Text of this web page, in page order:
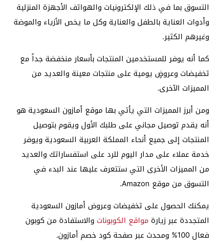
التسوق بما في ذلك الإلكترونيات والهواتف الأجهزة المنزلية
وأدوات العناية بالطفل والعناية وكل ما يخص الأزياء والموضة
وغيرهم الكثير.
كما أنه يوفر للمستخدمين المنتجات بأسعار منخفضة جداً مع
تخفيضات وعروضٍ يومية على منتجات معينة والعديد من
المميزات الآخرى.
ومن أبرز المميزات التي يأتي بها موقع أمازون السعودية هو
أنه يقدم توصيل مجاني على طلبك الأول ويقوم بتوصيل
المنتجات إلى جميع أنحاء المملكة العربية السعودية ويوفر
خدمة عملاء على مدار اليوم للرد على استفساراتك والعديد
من المميزات الأخرى التي ستتعرف عليها عند البدء في
التسوق من موقع Amazon.
يمكنك الحصول على تخفيضات وعروض أمازون السعودية
المتجددة عبر زيارة مواقع الكوبونات والاستفادة من كوبون
فعال 100% ومحدث عبر صفحة كود خصم أمازون.